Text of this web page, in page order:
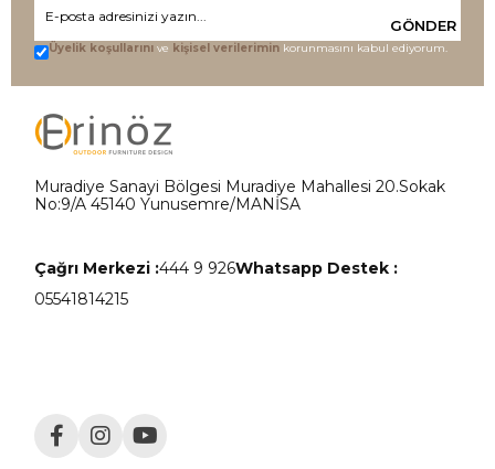
GÖNDER
Üyelik koşullarını ve kişisel verilerimin korunmasını kabul ediyorum.
Muradiye Sanayi Bölgesi Muradiye Mahallesi 20.Sokak
No:9/A 45140 Yunusemre/MANİSA
Çağrı Merkezi :444 9 926Whatsapp Destek :
05541814215